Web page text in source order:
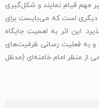
مهم قیام نمایند و شکل‌گیری
دیگری است که می‌بایست برای
این اثر به اهمیت جایگاه
و به فعلیت رسانی ظرفیت‌های
از منظر امام خامنه‌ای (مدظل